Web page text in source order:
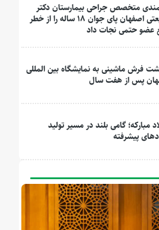
متخصص جراحی بیمارستان دکتر
شریعتی اصفهان پای جوان ۱۸ ساله را از خطر
عضو حتمی نجات داد
فرش ماشینی به نمایشگاه بین المللی
پس از هفت سال
مبارکه؛ گامی بلند در مسیر تولید
پیشرفته